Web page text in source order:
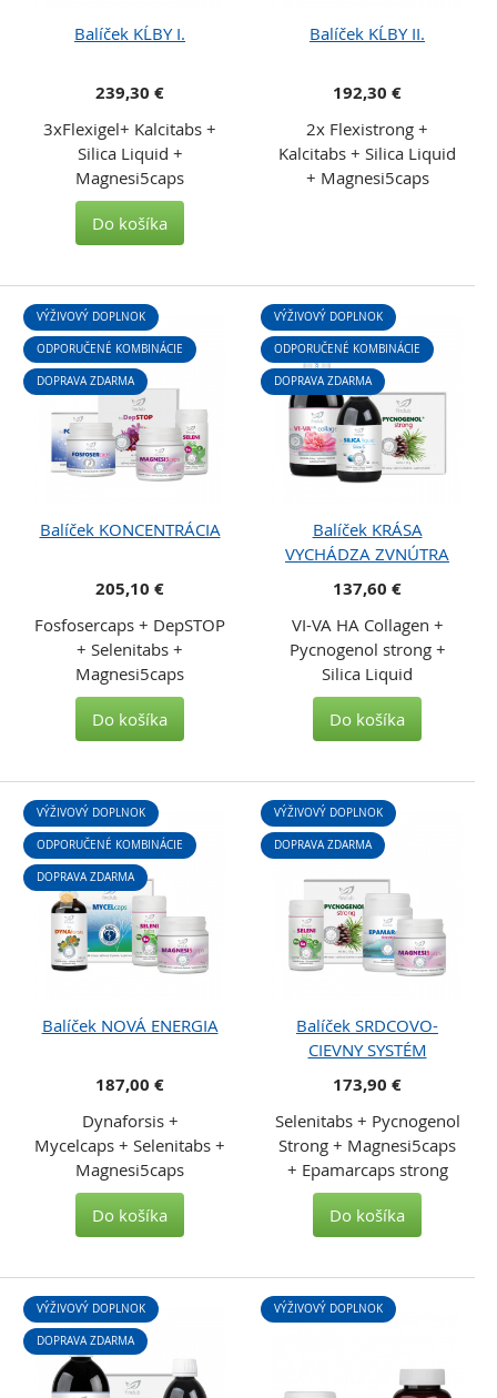
Balíček KĹBY I.
239,30 €
3xFlexigel+ Kalcitabs +
Silica Liquid +
Magnesi5caps
Do košíka
Balíček KĹBY II.
192,30 €
2x Flexistrong +
Kalcitabs + Silica Liquid
+ Magnesi5caps
Balíček KONCENTRÁCIA
VÝŽIVOVÝ DOPLNOK
ODPORUČENÉ KOMBINÁCIE
DOPRAVA ZDARMA
205,10 €
Fosfosercaps + DepSTOP
+ Selenitabs +
Magnesi5caps
Do košíka
Balíček KRÁSA
VYCHÁDZA ZVNÚTRA
VÝŽIVOVÝ DOPLNOK
ODPORUČENÉ KOMBINÁCIE
DOPRAVA ZDARMA
137,60 €
VI-VA HA Collagen +
Pycnogenol strong +
Silica Liquid
Do košíka
Balíček NOVÁ ENERGIA
VÝŽIVOVÝ DOPLNOK
ODPORUČENÉ KOMBINÁCIE
DOPRAVA ZDARMA
187,00 €
Dynaforsis +
Mycelcaps + Selenitabs +
Magnesi5caps
Do košíka
Balíček SRDCOVO-
CIEVNY SYSTÉM
VÝŽIVOVÝ DOPLNOK
DOPRAVA ZDARMA
173,90 €
Selenitabs + Pycnogenol
Strong + Magnesi5caps
+ Epamarcaps strong
Do košíka
VÝŽIVOVÝ DOPLNOK
DOPRAVA ZDARMA
VÝŽIVOVÝ DOPLNOK